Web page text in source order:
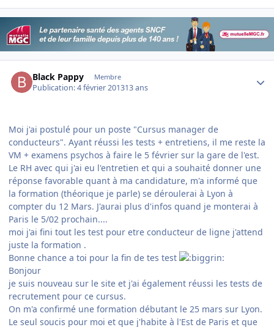
Black Pappy Membre
Publication:4 février 201313 ans
Moi j'ai postulé pour un poste "Cursus manager de
conducteurs". Ayant réussi les tests + entretiens, il me reste la
VM + examens psychos à faire le 5 février sur la gare de l'est.
Le RH avec qui j'ai eu l'entretien et qui a souhaité donner une
réponse favorable quant à ma candidature, m'a informé que
la formation (théorique je parle) se déroulerai à Lyon à
compter du 12 Mars. J'aurai plus d'infos quand je monterai à
Paris le 5/02 prochain....
moi j'ai fini tout les test pour etre conducteur de ligne j'attend
juste la formation .
Bonne chance a toi pour la fin de tes test
Bonjour
je suis nouveau sur le site et j'ai également réussi les tests de
recrutement pour ce cursus.
On m'a confirmé une formation débutant le 25 mars sur Lyon.
Le seul soucis pour moi et que j'habite à l'Est de Paris et que